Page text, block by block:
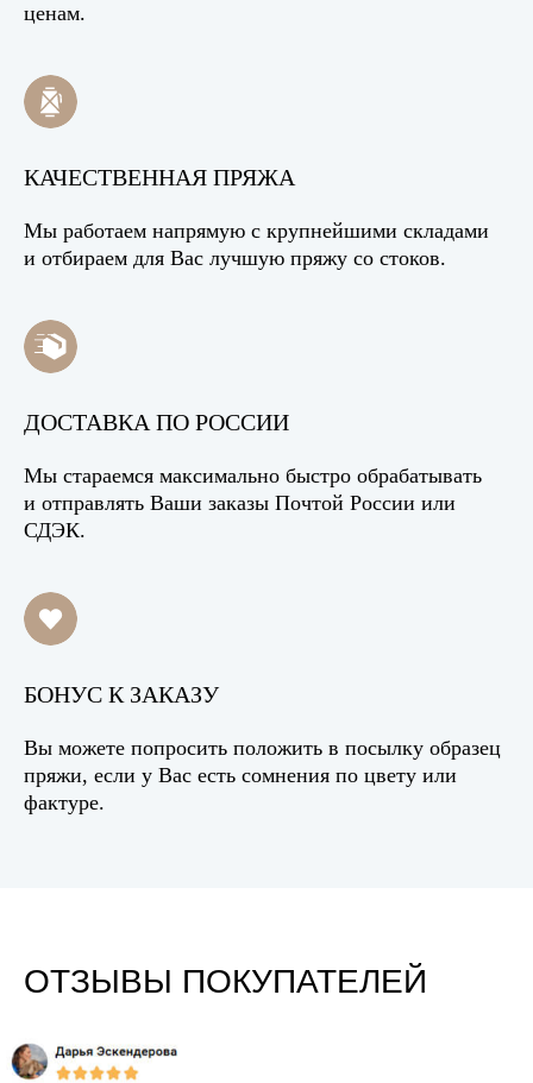
ценам.
КАЧЕСТВЕННАЯ ПРЯЖА
Мы работаем напрямую с крупнейшими складами
и отбираем для Вас лучшую пряжу со стоков.
ДОСТАВКА ПО РОССИИ
Мы стараемся максимально быстро обрабатывать
и отправлять Ваши заказы Почтой России или
СДЭК.
БОНУС К ЗАКАЗУ
Вы можете попросить положить в посылку образец
пряжи, если у Вас есть сомнения по цвету или
фактуре.
ОТЗЫВЫ ПОКУПАТЕЛЕЙ